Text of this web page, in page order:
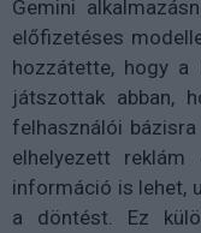
Gemini
előfizetéses
hozzátette, hogy a
játszottak abban,
felhasználói
elhelyezett reklám
információ is lehet,
a döntést. Ez